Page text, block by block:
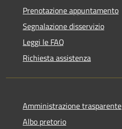
Prenotazione appuntamento
Segnalazione disservizio
Leggi le FAQ
Richiesta assistenza
Amministrazione trasparente
Albo pretorio